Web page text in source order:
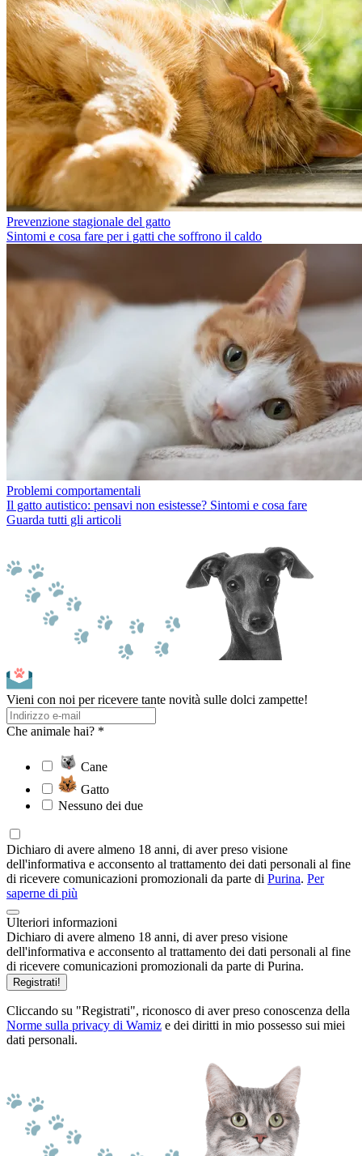
Prevenzione stagionale del gatto
Sintomi e cosa fare per i gatti che soffrono il caldo
Problemi comportamentali
Il gatto autistico: pensavi non esistesse? Sintomi e cosa fare
Guarda tutti gli articoli
Vieni con noi per ricevere tante novità sulle dolci zampette!
Che animale hai? *
Cane
Gatto
Nessuno dei due
Dichiaro di avere almeno 18 anni, di aver preso visione
dell'informativa e acconsento al trattamento dei dati personali al fine
di ricevere comunicazioni promozionali da parte di Purina. Per
saperne di più
Ulteriori informazioni
Dichiaro di avere almeno 18 anni, di aver preso visione
dell'informativa e acconsento al trattamento dei dati personali al fine
di ricevere comunicazioni promozionali da parte di Purina.
Registrati!
Cliccando su "Registrati", riconosco di aver preso conoscenza della
Norme sulla privacy di Wamiz e dei diritti in mio possesso sui miei
dati personali.